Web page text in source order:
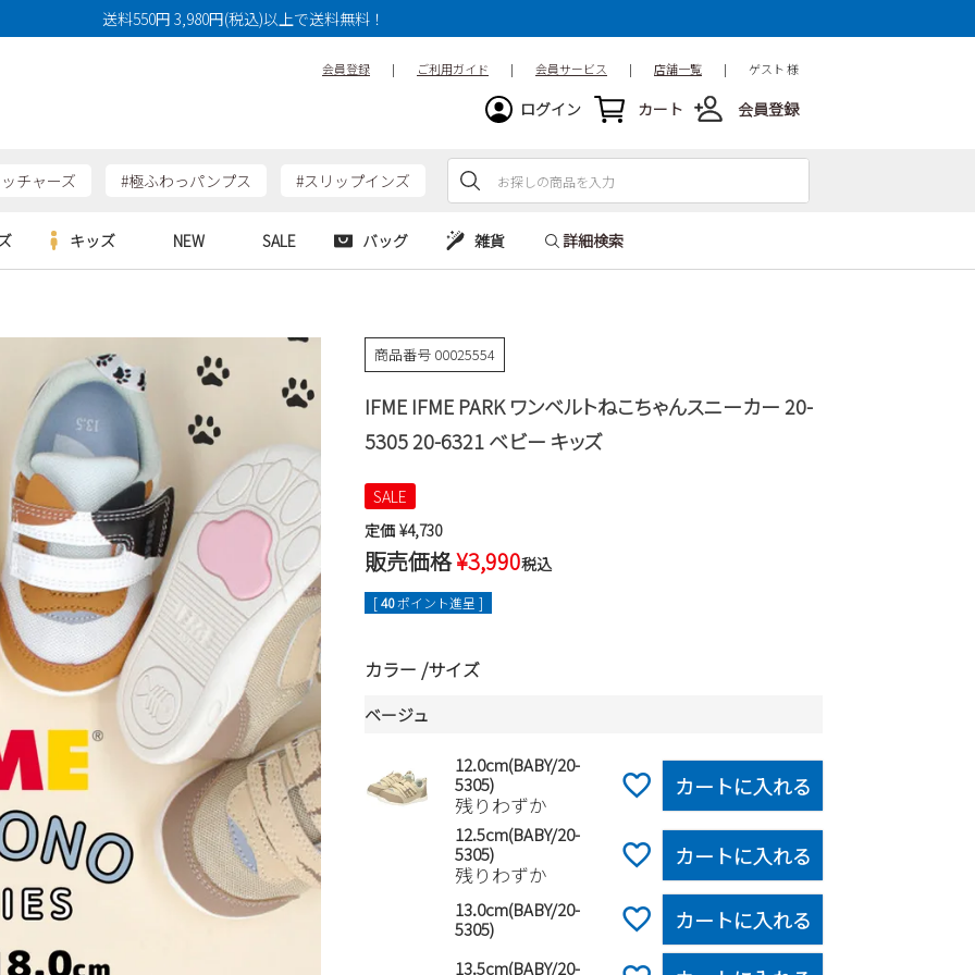
送料550円 3,980円(税込)以上で送料無料！
会員登録 | ご利用ガイド | 会員サービス | 店舗一覧 | ゲスト 様
ログイン カート 会員登録
チャーズ #極ふわっパンプス #スリップインズ
ルシューズ
ューズ
SKECHERS
moz
puma
カジュアルシューズ
ワークシューズ
ブーツ
ウェア
EDWIN
キッズ NEW SALE バッグ
ッグ
ーバッグ
雑貨 詳細検索
商品番号 00025554
IFME IFME PARK ワンベルトねこちゃんスニーカー 20-
5305 20-6321 ベビー キッズ
SALE
定価 ¥4,730
販売価格¥3,990税込
[40ポイント進呈 ]
カラー サイズ
ベージュ
12.0cm(BABY/20-
5305)
残りわずか
カートに入れる
12.5cm(BABY/20-
5305)
残りわずか
カートに入れる
13.0cm(BABY/20-
5305)
カートに入れる
13.5cm(BABY/20-